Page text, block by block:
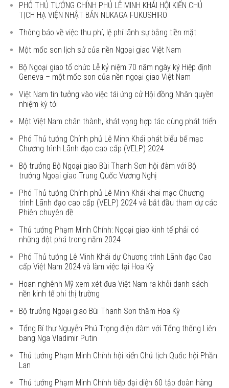
PHÓ THỦ TƯỚNG CHÍNH PHỦ LÊ MINH KHÁI HỘI KIẾN CHỦ
TỊCH HẠ VIỆN NHẬT BẢN NUKAGA FUKUSHIRO
Thông báo về việc thu phí, lệ phí lãnh sự bằng tiền mặt
Một mốc son lịch sử của nền Ngoại giao Việt Nam
Bộ Ngoại giao tổ chức Lễ kỷ niệm 70 năm ngày ký Hiệp định
Geneva – một mốc son của nền ngoại giao Việt Nam
Việt Nam tin tưởng vào việc tái ứng cử Hội đồng Nhân quyền
nhiệm kỳ tới
Một Việt Nam chân thành, khát vọng hợp tác cùng phát triển
Phó Thủ tướng Chính phủ Lê Minh Khái phát biểu bế mạc
Chương trình Lãnh đạo cao cấp (VELP) 2024
Bộ trưởng Bộ Ngoại giao Bùi Thanh Sơn hội đàm với Bộ
trưởng Ngoại giao Trung Quốc Vương Nghị
Phó Thủ tướng Chính phủ Lê Minh Khái khai mạc Chương
trình Lãnh đạo cao cấp (VELP) 2024 và bắt đầu tham dự các
Phiên chuyên đề
Thủ tướng Phạm Minh Chính: Ngoại giao kinh tế phải có
những đột phá trong năm 2024
Phó Thủ tướng Lê Minh Khái dự Chương trình Lãnh đạo Cao
cấp Việt Nam 2024 và làm việc tại Hoa Kỳ
Hoan nghênh Mỹ xem xét đưa Việt Nam ra khỏi danh sách
nền kinh tế phi thị trường
Bộ trưởng Ngoại giao Bùi Thanh Sơn thăm Hoa Kỳ
Tổng Bí thư Nguyễn Phú Trọng điện đàm với Tổng thống Liên
bang Nga Vladimir Putin
Thủ tướng Phạm Minh Chính hội kiến Chủ tịch Quốc hội Phần
Lan
Thủ tướng Phạm Minh Chính tiếp đại diện 60 tập đoàn hàng